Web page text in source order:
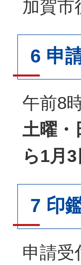
加賀市
6 申
午前8
土曜・
ら1月
7 印
申請受